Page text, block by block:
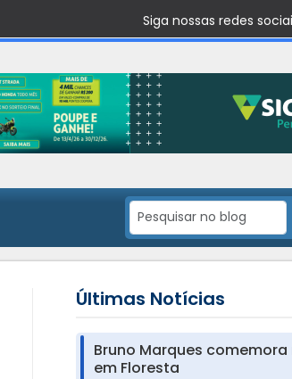
Siga nossas redes
Últimas Notícias
Bruno Marques
em Floresta